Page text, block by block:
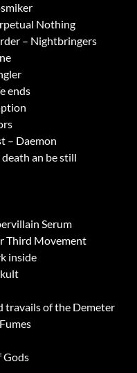
Nothing
– Nightbringers
ends
– Daemon
an be still
Serum
Third Movement
inside
travails of the Demeter
Gods